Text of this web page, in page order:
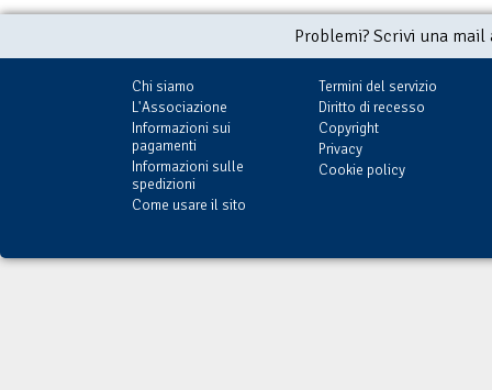
Problemi? Scrivi una
Chi siamo
L'Associazione
Informazioni sui
pagamenti
Informazioni sulle
spedizioni
Come usare il sito
Termini del servizio
Diritto di recesso
Copyright
Privacy
Cookie policy